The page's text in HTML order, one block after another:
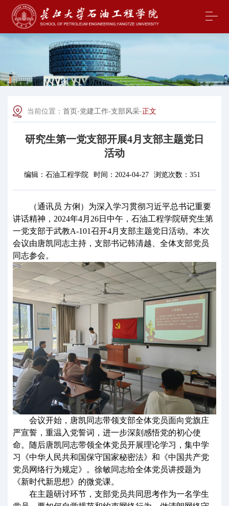
当前位置： 首页-党建工作-支部风采-正文
研究生第一党支部开展4月支部主题党日
活动
编辑： 石油工程学院 时间： 2024-04-27 浏览次数： 351
（通讯员 方俐） 为深入学习贯彻习近平总书记重要
讲话精神， 2024年4月 26日 中午，石油工程学院研究生第
一党支部于武教A-101召开4月支部主题党日活动。本次
会议由唐凯同志主持，支部书记韩清越、全体支部党员
同志参会。
会议开始，唐凯同志带领支部全体党员面向党旗庄
严宣誓，重温入党誓词，进一步深刻感悟党的初心使
命。
随后唐凯同志带领全体党员开展理论学习， 集中学
习
《中华人民共和国保守国家秘密法》和《中国共产党
党员网络行为规定》。徐敏同志给全体党员讲授题为
《新时代新思想》的微党课。
在主题研讨环节， 支部党员共同思考作为一名学生